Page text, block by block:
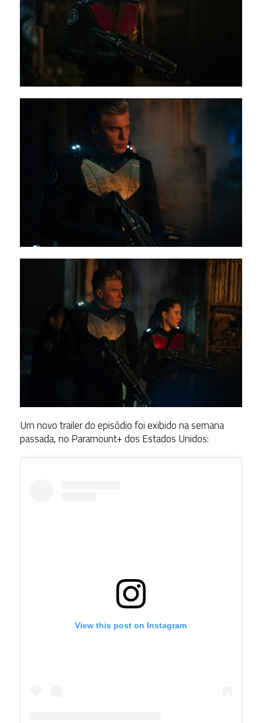
Um novo trailer do episódio foi exibido na semana
passada, no Paramount+ dos Estados Unidos:
View this post on Instagram